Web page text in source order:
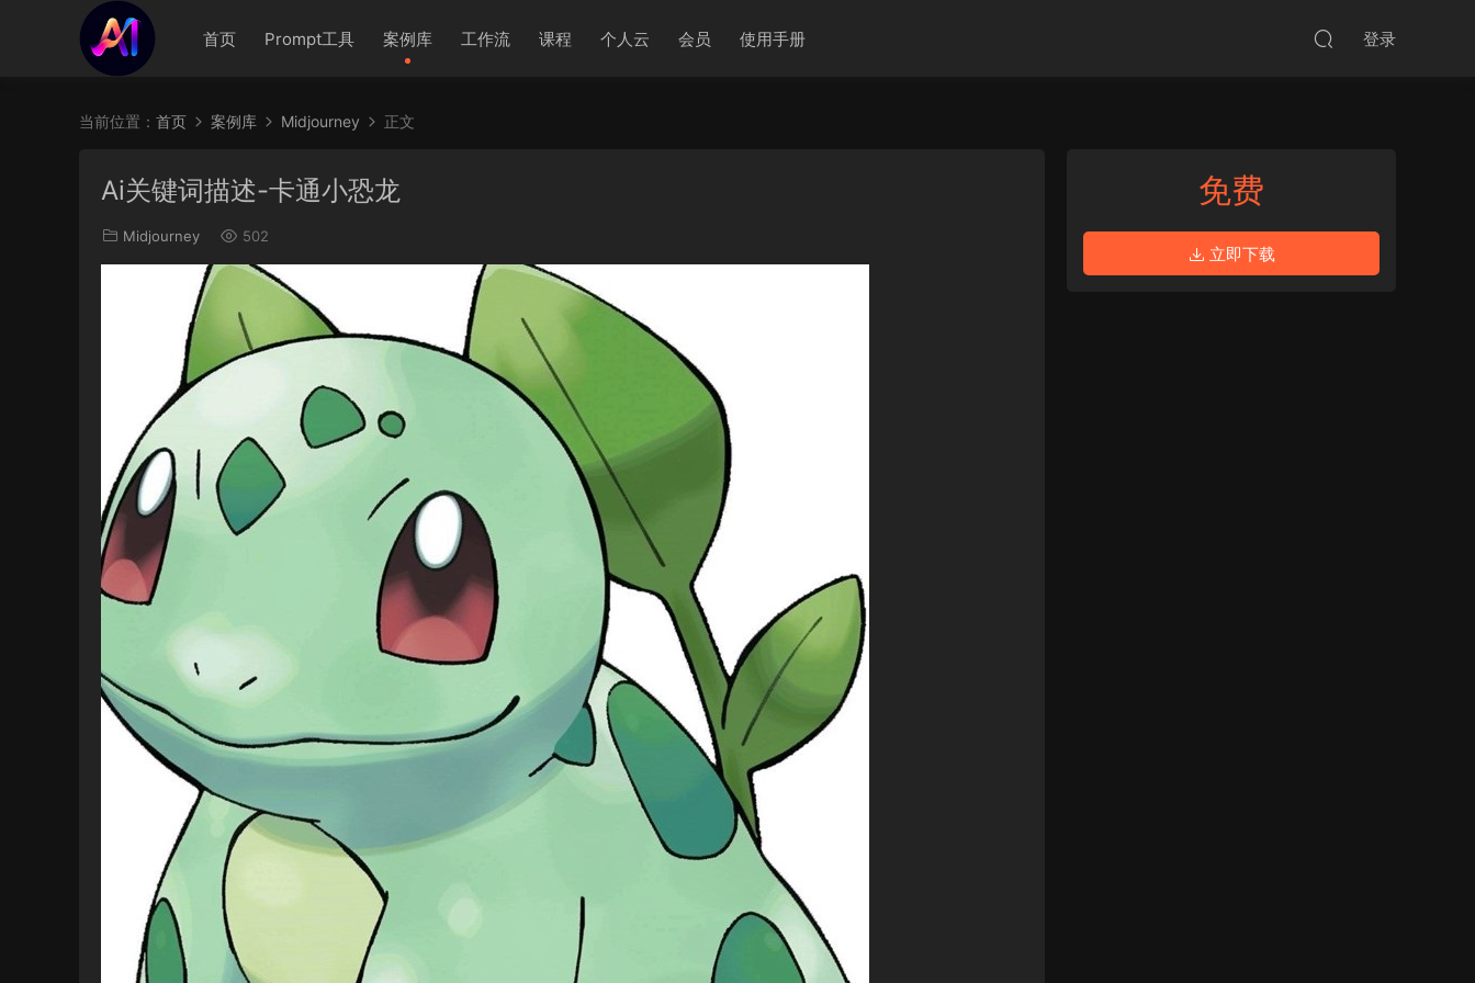
首页 Prompt工具 案例库 工作流 课程 个人云 会员 使用手册 登录
当前位置： 首页 案例库 Midjourney 正文
Ai关键词描述-卡通小恐龙
Midjourney 502
免费
立即下载